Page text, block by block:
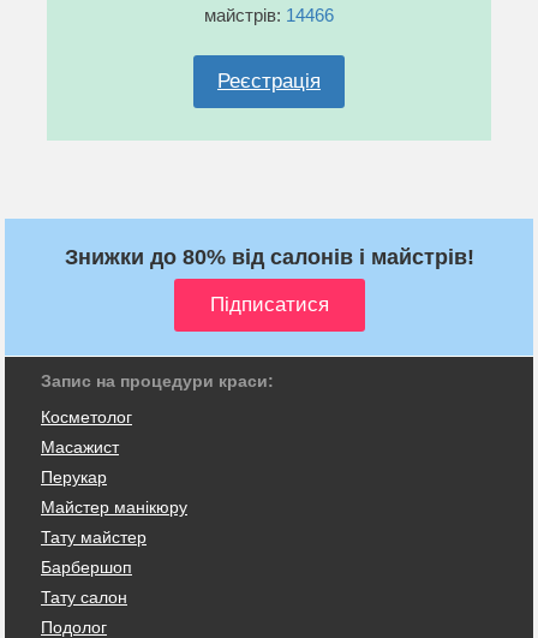
майстрів: 14466
Реєстрація
Знижки до 80% від салонів і майстрів!
Запис на процедури краси:
Косметолог
Масажист
Перукар
Майстер манікюру
Тату майстер
Барбершоп
Тату салон
Подолог